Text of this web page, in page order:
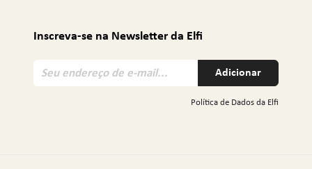
Inscreva-se na Newsletter da Elfi
S
Adicionar
Política de Dados da Elfi